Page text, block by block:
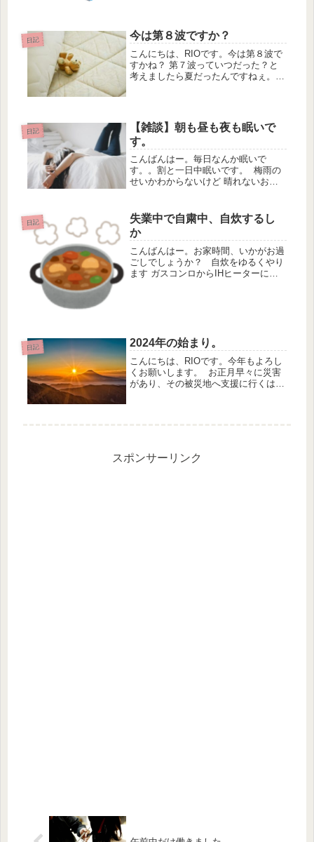
日記 今は第８波ですか？
こんにちは、RIOです。今は第８波で
すかね？ 第７波っていつだった？と
考えましたら夏だったんですねぇ。 7
はニュースがネガティブ情報ばか...
日記
【雑談】朝も昼も夜も眠いで
す。
こんばんはー。毎日なんか眠いで
す。。割と一日中眠いです。 梅雨の
せいかわからないけど 晴れないお天
たまま、気づいたら寝てました。 仕
事も今はそれほど忙しくなくて、単純
な作...
日記
失業中で自粛中、自炊するし
か
こんばんはー。お家時間、いかがお過
ごしでしょうか？ 自炊をゆるくやり
ます ガスコンロからIHヒーターに変
日記 2024年の始まり。
こんにちは、RIOです。今年もよろし
くお願いします。 お正月早々に災害
があり、その被災地へ支援に行くはず
スポンサーリンク